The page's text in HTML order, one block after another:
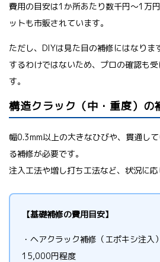
費用の目安は1か所あたり数千円〜1万
ットも市販されています。
ただし、DIYは見た目の補修にはなりま
するわけではないため、プロの確認も
す。
構造クラック（中・重度）の
幅0.3mm以上の大きなひびや、貫通し
る補修が必要です。
注入工法や増し打ち工法など、状況に応
【基礎補修の費用目安】
・ヘアクラック補修（エポキシ注
15,000円程度